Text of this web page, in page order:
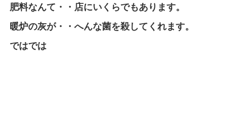
肥料なんて・・店にいくらでもあります。
暖炉の灰が・・へんな菌を殺してくれます。
ではでは